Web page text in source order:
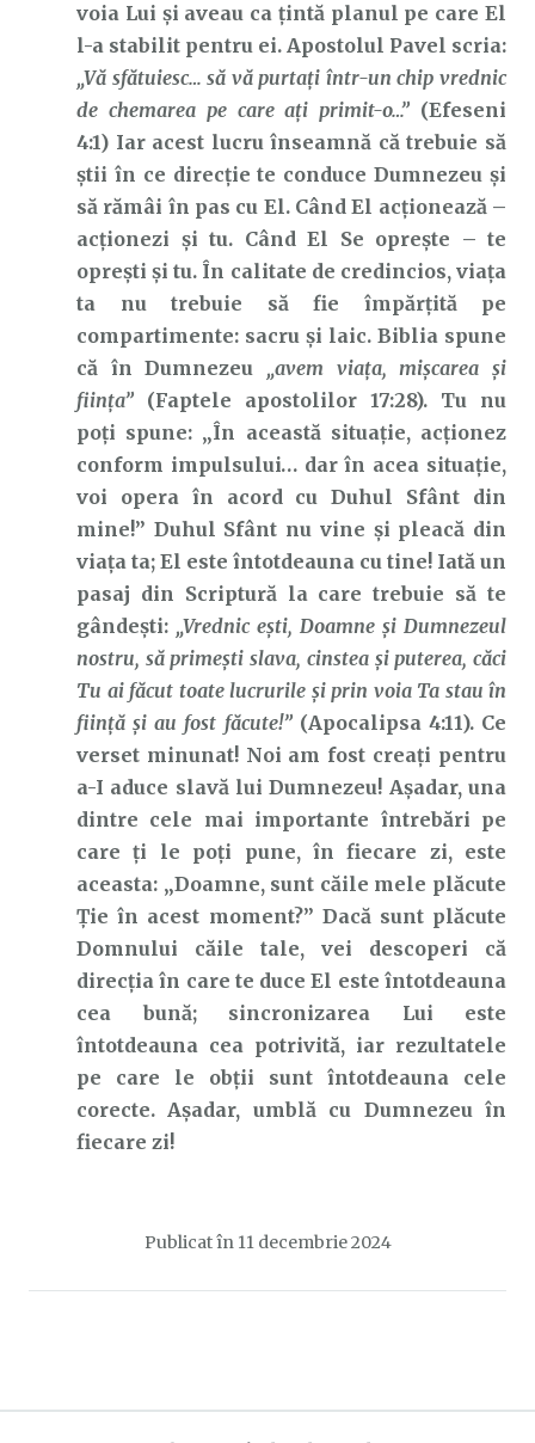
voia Lui și aveau ca țintă planul pe care El
l-a stabilit pentru ei. Apostolul Pavel scria:
„Vă sfătuiesc… să vă purtaţi într-un chip vrednic
de chemarea pe care aţi primit-o…” (Efeseni
4:1) Iar acest lucru înseamnă că trebuie să
știi în ce direcție te conduce Dumnezeu și
să rămâi în pas cu El. Când El acționează –
acționezi și tu. Când El Se oprește – te
oprești și tu. În calitate de credincios, viața
ta nu trebuie să fie împărțită pe
compartimente: sacru și laic. Biblia spune
că în Dumnezeu „avem viaţa, mişcarea şi
fiinţa” (Faptele apostolilor 17:28). Tu nu
poți spune: „În această situație, acționez
conform impulsului… dar în acea situație,
voi opera în acord cu Duhul Sfânt din
mine!” Duhul Sfânt nu vine și pleacă din
viața ta; El este întotdeauna cu tine! Iată un
pasaj din Scriptură la care trebuie să te
gândești: „Vrednic eşti, Doamne şi Dumnezeul
nostru, să primeşti slava, cinstea şi puterea, căci
Tu ai făcut toate lucrurile şi prin voia Ta stau în
fiinţă şi au fost făcute!” (Apocalipsa 4:11). Ce
verset minunat! Noi am fost creați pentru
a-I aduce slavă lui Dumnezeu! Așadar, una
dintre cele mai importante întrebări pe
care ți le poți pune, în fiecare zi, este
aceasta: „Doamne, sunt căile mele plăcute
Ție în acest moment?” Dacă sunt plăcute
Domnului căile tale, vei descoperi că
direcția în care te duce El este întotdeauna
cea bună; sincronizarea Lui este
întotdeauna cea potrivită, iar rezultatele
pe care le obții sunt întotdeauna cele
corecte. Așadar, umblă cu Dumnezeu în
fiecare zi!
Publicat în 11 decembrie 2024